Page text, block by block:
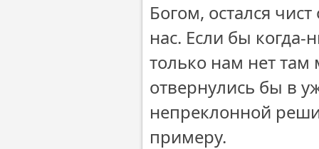
Богом, остался
нас. Если бы когда-
только нам нет там
отвернулись бы в
непреклонной
примеру.